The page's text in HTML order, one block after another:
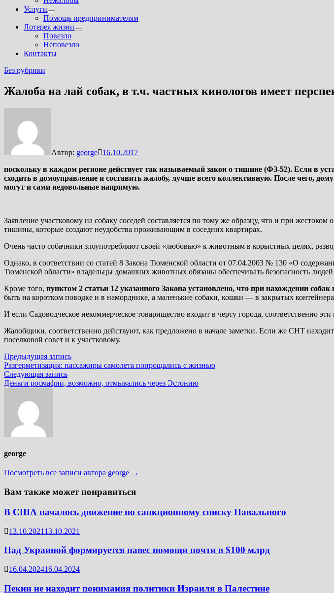
Услуги
Показать
подменю
Помощь предпринимателям
Лотерея жизни
Показать
Повезло
Неповезло
Контакты
Без рубрики
Жалоба на лай собак, в т.ч. частных кинологов имеет
Автор: george
16.10.2017
поскольку в каждом регионе действует так называемый закон о тишине (ФЗ-52). Если в
сходить в домоуправление и составить жалобу, лучше всего коллективную. После чего,
могут и сами недовольные напрямую.
Заявление участковому на собаку соседей составляется по тому же образцу, что и при
тишины, которые создают неудобства проживающим в соседних квартирах.
Очень часто собачники злоупотребляют своей «любовью» к животным в корыстных целях,
Однако, в соответствии со статей 8 Закона Тюменской области от 07.04.2003 № 130 «О
Тюменской области» владельцы домашних животных обязаны обеспечивать безопасность
Кроме того, пунктом 2 статьи 12 указанного Закона установлено, что при нахождении собак
быть на коротком поводке и в наморднике, а маленькие собаки, кошки — в закрытых
И если Садоводческое некоммерческое товарищество входит в черту города, соответственно
Жалобщики, соответственно действуют, как предложено в начале заметки. Если же СНТ
поселковой совет и к участковому.
Навигация
по
записям
Предыдущая записьПредыдущая
запись:
Разгерметизация: пассажиры самолета попрощались с жизнью
Следующая записьСледующая
запись:
Деньги росмафии, возможно, отмывались через Эстонию
george
Посмотреть все записи автора george →
Вам также может понравиться
В США началось движение по санкционному списку Навального
13.10.2021 13.10.2021
Над Украиной формируется навес помощи почти в $100 млрд
16.04.202416.04.2024
Пекин не находит понимания политики Израиля в Палестине